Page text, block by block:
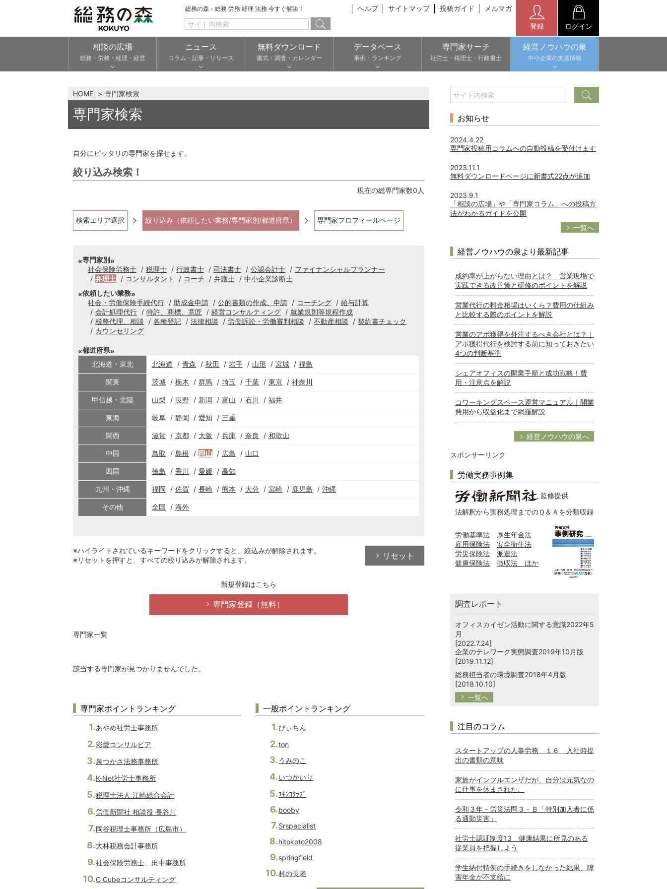
総務の森 - 総務 労務 経理 法務 今すぐ解決！ ヘルプ サイトマップ 投稿ガイド メルマガ
登録 ログイン
相談の広場
総務・労務・経理・経営
ニュース
コラム・記事・リリース
無料ダウンロード
書式・調査・カレンダー
データベース
事例・ランキング
専門家サーチ
社労士・税理士・行政書士
経営ノウハウの泉
中小企業の支援情報
HOME 専門家検索
専門家検索
自分にピッタリの専門家を探せます。
絞り込み検索！
現在の総専門家数0人
検索エリア選択 絞り込み（依頼したい業務/専門家別/都道府県） 専門家プロフィールページ
専門家別
社会保険労務士
税理士 行政書士 司法書士 公認会計士
ファイナンシャルプランナー
弁理士
コンサルタント コーチ 弁護士
中小企業診断士
依頼したい業務
社会・労働保険手続代行
助成金申請 公的書類の作成、申請 コーチング
給与計算
会計処理代行
特許、商標、意匠 経営コンサルティング
就業規則等規程作成
税務代理、相談
各種登記 法律相談 労働訴訟・労働審判相談 不動産相談
契約書チェック
カウンセリング
都道府県
北海道・東北
北海道 青森 秋田 岩手 山形 宮城 福島
関東 茨城 栃木 群馬 埼玉 千葉 東京 神奈川
甲信越・北陸 山梨 長野 新潟 富山 石川 福井
東海 岐阜 静岡 愛知 三重
関西 滋賀 京都 大阪 兵庫 奈良 和歌山
中国 鳥取 島根 岡山 広島 山口
四国 徳島 香川 愛媛 高知
九州・沖縄 福岡 佐賀 長崎 熊本 大分 宮崎 鹿児島 沖縄
その他 全国 海外
※ハイライトされているキーワードをクリックすると、絞込みが解除されます。
※リセットを押すと、すべての絞り込みが解除されます。
リセット
新規登録はこちら
専門家登録（無料）
専門家一覧
該当する専門家が見つかりませんでした。
専門家ポイントランキング
あやめ社労士事務所
彩愛コンサルピア
泉つかさ法務事務所
K-Net社労士事務所
税理士法人 江崎総合会計
労働新聞社 相談役 長谷川
岡谷税理士事務所（広島市）
大林税務会計事務所
社会保険労務士 田中事務所
C Cubeコンサルティング
一般ポイントランキング
ぴぃちん
ton
うみのこ
いつかいり
ﾕｷﾝｺｸﾗﾌﾞ
booby
Srspecialist
hitokoto2008
springfield
村の長老
お知らせ
2024.4.22
専門家投稿用コラムへの自動投稿を受付けます
2023.11.1
無料ダウンロードページに新書式22点が追加
2023.9.1
「相談の広場」や「専門家コラム」への投稿方
法がわかるガイドを公開
一覧へ
経営ノウハウの泉より最新記事
成約率が上がらない理由とは？ 営業現場で
実践できる改善策と研修のポイントを解説
営業代行の料金相場はいくら？費用の仕組み
と比較する際のポイントを解説
営業のアポ獲得を外注するべき会社とは？｜
アポ獲得代行を検討する前に知っておきたい
4つの判断基準
シェアオフィスの開業手順と成功戦略！費
用・注意点を解説
コワーキングスペース運営マニュアル｜開業
費用から収益化まで網羅解説
経営ノウハウの泉へ
スポンサーリンク
労働実務事例集
監修提供
法解釈から実務処理までのＱ＆Ａを分類収録
労働基準法
厚生年金法
雇用保険法
安全衛生法
労災保険法
派遣法
健康保険法
徴収法 ほか
調査レポート
オフィスカイゼン活動に関する意識2022年5
月
[2022.7.24]
企業のテレワーク実態調査2019年10月版
[2019.11.12]
総務担当者の環境調査2018年4月版
[2018.10.10]
一覧へ
注目のコラム
スタートアップの人事労務 １６ 入社時提
出の書類の意味
家族がインフルエンザだが、自分は元気なの
に仕事を休まされた。
令和３年－労災法問３－Ｂ「特別加入者に係
る通勤災害」
社労士認証制度13 健康結果に所見のある
従業員を把握しよう
学生納付特例の手続きをしなかった結果、障
害年金が不支給に